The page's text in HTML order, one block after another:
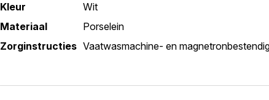
Kleur
Wit
Materiaal
Porselein
Zorginstructies Vaatwasmachine- en